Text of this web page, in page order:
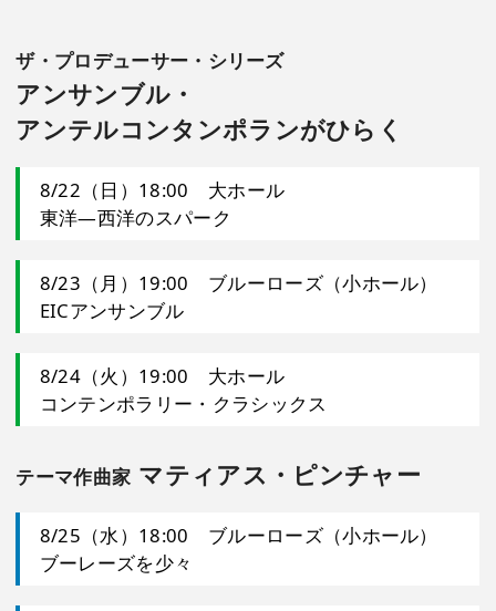
緊急事態宣言発出により、サントリーホール・メン
バーズ会員先行と全公演セット券の発売開始時間を
11:00～（WEB・電話とも）に変更し、窓口の営業
は休止させていただきます。
4月27日
アンサンブル・アンテルコンタンポランがひらく
4月27日
テーマ作曲家 マティアス・ピンチャー
第31回 芥川也寸志サントリー作曲賞選考演奏会
「サマーフェスティバル 2021」特集ページ公開。
ザ・プロデューサー・シリーズ
アンサンブル・
アンテルコンタンポランがひらく
8/22（日）18:00 大ホール
東洋―西洋のスパーク
8/23（月）19:00 ブルーローズ（小ホール）
EICアンサンブル
8/24（火）19:00 大ホール
コンテンポラリー・クラシックス
テーマ作曲家 マティアス・ピンチャー
8/25（水）18:00 ブルーローズ（小ホール）
ブーレーズを少々